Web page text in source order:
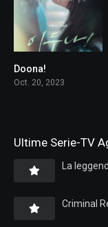
Doona!
Oct. 20, 2023
Ultime Serie-TV
La
Criminal